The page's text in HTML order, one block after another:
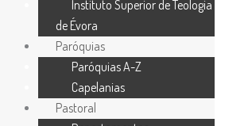
Instituto Superior de Teologia
de Évora
Paróquias
Paróquias A-Z
Capelanias
Pastoral